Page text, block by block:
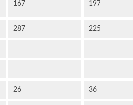
167 197
287 225
26 36